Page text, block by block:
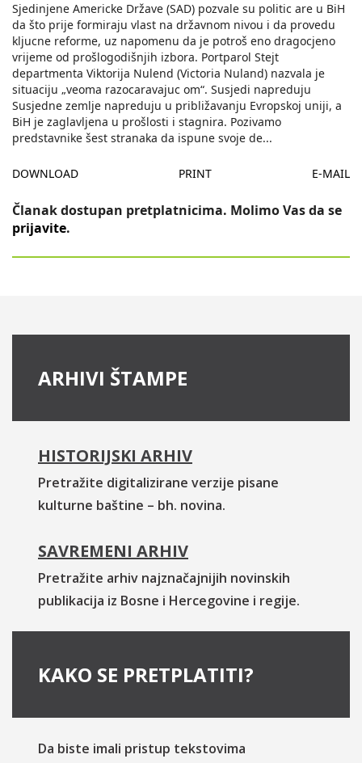
Sjedinjene Americke Države (SAD) pozvale su politic are u BiH
da što prije formiraju vlast na državnom nivou i da provedu
kljucne reforme, uz napomenu da je potroš eno dragocjeno
vrijeme od prošlogodišnjih izbora. Portparol Stejt
departmenta Viktorija Nulend (Victoria Nuland) nazvala je
situaciju „veoma razocaravajuc om“. Susjedi napreduju
Susjedne zemlje napreduju u približavanju Evropskoj uniji, a
BiH je zaglavljena u prošlosti i stagnira. Pozivamo
predstavnike šest stranaka da ispune svoje de...
DOWNLOAD PRINT E-MAIL
Članak dostupan pretplatnicima. Molimo Vas da se
prijavite.
ARHIVI ŠTAMPE
HISTORIJSKI ARHIV
Pretražite digitalizirane verzije pisane
kulturne baštine – bh. novina.
SAVREMENI ARHIV
Pretražite arhiv najznačajnijih novinskih
publikacija iz Bosne i Hercegovine i regije.
KAKO SE PRETPLATITI?
Da biste imali pristup tekstovima